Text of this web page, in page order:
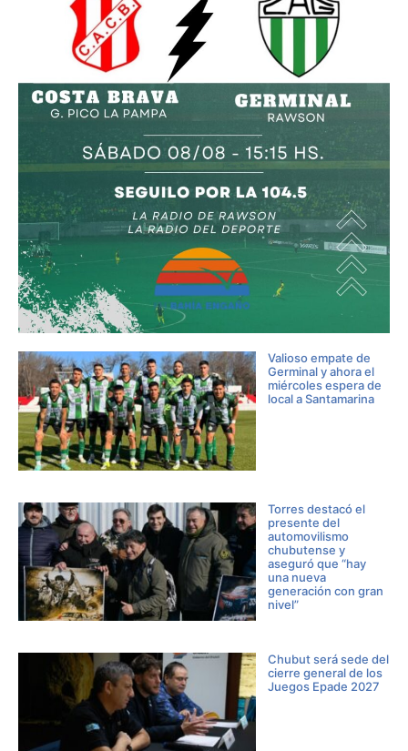
Valioso empate de
Germinal y ahora el
miércoles espera de
local a Santamarina
Torres destacó el
presente del
automovilismo
chubutense y
aseguró que “hay
una nueva
generación con gran
nivel”
Chubut será sede del
cierre general de los
Juegos Epade 2027